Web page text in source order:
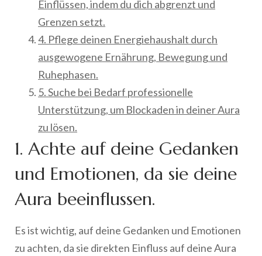
Einflüssen, indem du dich abgrenzt und
Grenzen setzt.
4. Pflege deinen Energiehaushalt durch
ausgewogene Ernährung, Bewegung und
Ruhephasen.
5. Suche bei Bedarf professionelle
Unterstützung, um Blockaden in deiner Aura
zu lösen.
1. Achte auf deine Gedanken
und Emotionen, da sie deine
Aura beeinflussen.
Es ist wichtig, auf deine Gedanken und Emotionen
zu achten, da sie direkten Einfluss auf deine Aura